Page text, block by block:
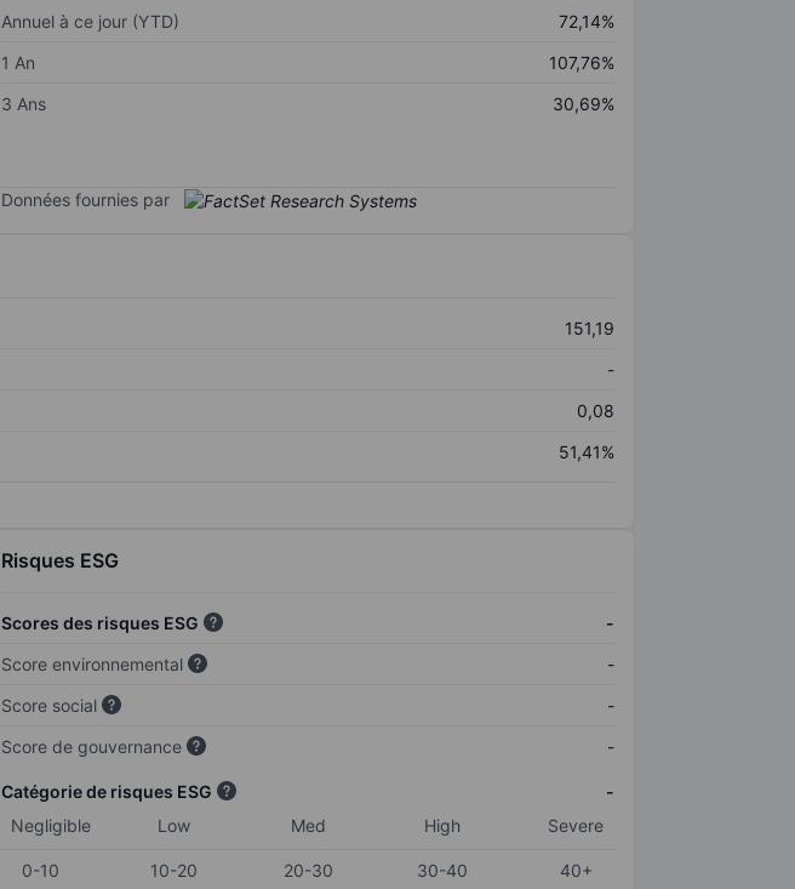
Annuel à ce jour (YTD)
72,14%
1 An
107,76%
3 Ans
30,69%
Données fournies par
151,19
-
0,08
51,41%
Risques ESG
Scores des risques ESG
-
Score environnemental
-
Score social
-
Score de gouvernance
-
Catégorie de risques ESG
-
Negligible
Low Med High Severe
0-10 10-20 20-30 30-40
40+